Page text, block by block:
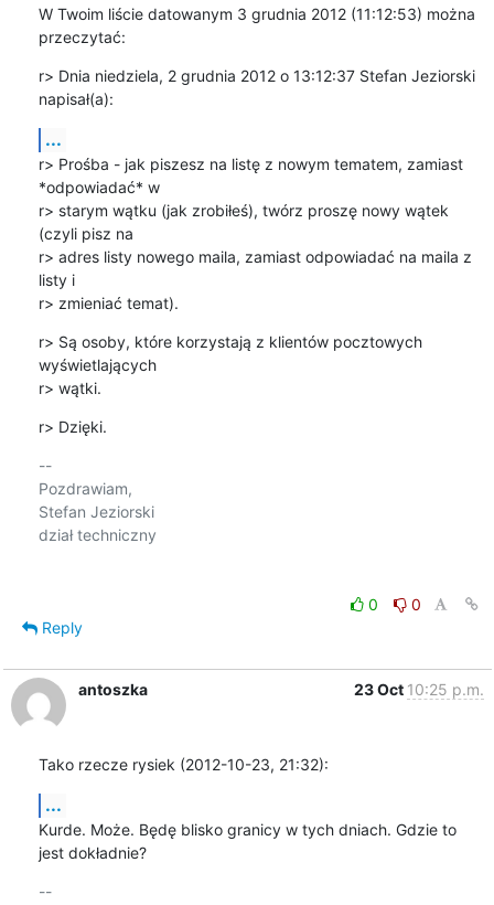
W Twoim liście datowanym 3 grudnia 2012 (11:12:53) można
przeczytać:
r> Dnia niedziela, 2 grudnia 2012 o 13:12:37 Stefan Jeziorski
napisał(a):
...
r> Prośba - jak piszesz na listę z nowym tematem, zamiast
*odpowiadać* w
r> starym wątku (jak zrobiłeś), twórz proszę nowy wątek
(czyli pisz na
r> adres listy nowego maila, zamiast odpowiadać na maila z
listy i
r> zmieniać temat).
r> Są osoby, które korzystają z klientów pocztowych
wyświetlających
r> wątki.
r> Dzięki.
--
Pozdrawiam,
Stefan Jeziorski
dział techniczny
0
0
Reply
antoszka 23 Oct 10:25 p.m.
Tako rzecze rysiek (2012-10-23, 21:32):
...
Kurde. Może. Będę blisko granicy w tych dniach. Gdzie to
jest dokładnie?
--